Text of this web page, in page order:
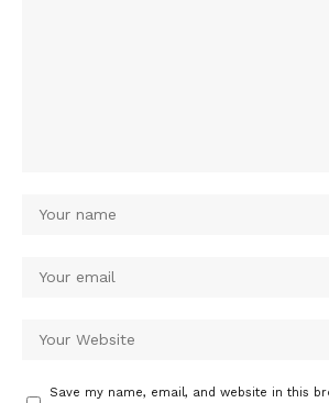
Save my name, email, and website in this